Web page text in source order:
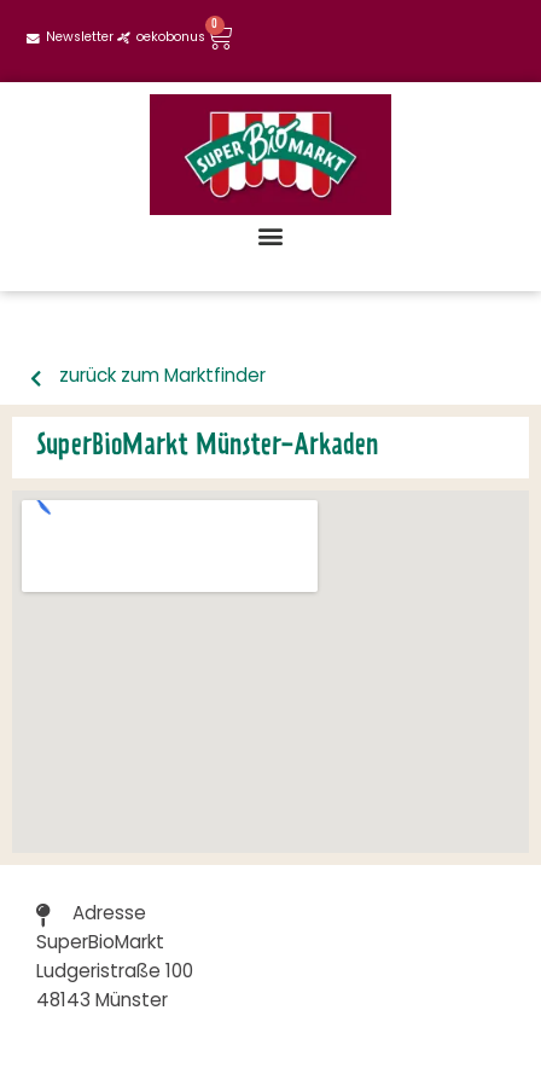
Newsletter oekobonus
0
zurück zum Marktfinder
SuperBioMarkt Münster-Arkaden
Adresse
SuperBioMarkt
Ludgeristraße 100
48143 Münster